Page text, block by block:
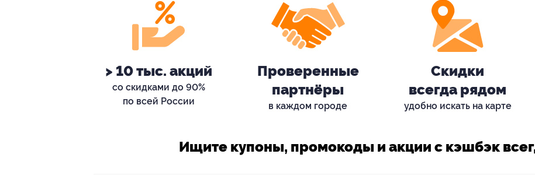
> 10 тыс. акций
со скидками до 90%
по всей России
Проверенные
партнёры
в каждом городе
Скидки
всегда рядом
удобно искать на карте
Ищите купоны, промокоды и акции с кэшбэк